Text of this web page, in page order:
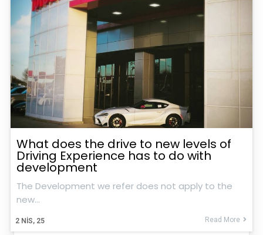
What does the drive to new levels of
Driving Experience has to do with
development
2 NIS, 25
The Development we refer does not apply to the
new…
Read More